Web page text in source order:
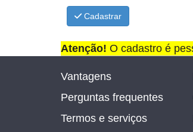
Cadastrar
Atenção! O cadastro é
Vantagens
Perguntas frequentes
Termos e serviços